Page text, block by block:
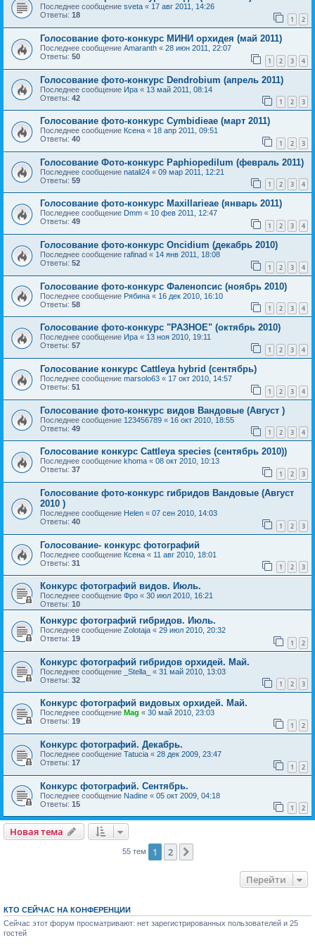
Последнее сообщение sveta « 17 авг 2011, 14:26
Ответы: 18 1 2
Голосование фото-конкурс МИНИ орхидея (май 2011)
Последнее сообщение Amaranth « 28 июн 2011, 22:07
Ответы: 50 1 2 3 4
Голосование фото-конкурс Dendrobium (апрель 2011)
Последнее сообщение Ира « 13 май 2011, 08:14
Ответы: 42 1 2 3
Голосование фото-конкурс Cymbidieae (март 2011)
Последнее сообщение Ксена « 18 апр 2011, 09:51
Ответы: 40 1 2 3
Голосование Фото-конкурс Paphiopedilum (февраль 2011)
Последнее сообщение natali24 « 09 мар 2011, 12:21
Ответы: 59 1 2 3 4
Голосование фото-конкурс Maxillarieae (январь 2011)
Последнее сообщение Dmm « 10 фев 2011, 12:47
Ответы: 49 1 2 3 4
Голосование фото-конкурс Oncidium (декабрь 2010)
Последнее сообщение rafinad « 14 янв 2011, 18:08
Ответы: 52 1 2 3 4
Голосование фото-конкурс Фаленопсис (ноябрь 2010)
Последнее сообщение Рябина « 16 дек 2010, 16:10
Ответы: 58 1 2 3 4
Голосование фото-конкурс "РАЗНОЕ" (октябрь 2010)
Последнее сообщение Ира « 13 ноя 2010, 19:11
Ответы: 57 1 2 3 4
Голосование конкурс Cattleya hybrid (сентябрь)
Последнее сообщение marsolo63 « 17 окт 2010, 14:57
Ответы: 51 1 2 3 4
Голосование фото-конкурс видов Вандовые (Август )
Последнее сообщение 123456789 « 16 окт 2010, 18:55
Ответы: 49 1 2 3 4
Голосование конкурс Cattleya speсies (сентябрь 2010))
Последнее сообщение khoma « 08 окт 2010, 10:13
Ответы: 37 1 2 3
Голосование фото-конкурс гибридов Вандовые (Август
2010 )
Последнее сообщение Helen « 07 сен 2010, 14:03
Ответы: 40 1 2 3
Голосование- конкурс фотографий
Последнее сообщение Ксена « 11 авг 2010, 18:01
Ответы: 31 1 2 3
Конкурс фотографий видов. Июль.
Последнее сообщение Фро « 30 июл 2010, 16:21
Ответы: 10
Конкурс фотографий гибридов. Июль.
Последнее сообщение Zolotaja « 29 июл 2010, 20:32
Ответы: 19 1 2
Конкурс фотографий гибридов орхидей. Май.
Последнее сообщение _Stella_ « 31 май 2010, 13:03
Ответы: 32 1 2 3
Конкурс фотографий видовых орхидей. Май.
Последнее сообщение Mag « 30 май 2010, 23:03
Ответы: 19 1 2
Конкурс фотографий. Декабрь.
Последнее сообщение Tatucia « 28 дек 2009, 23:47
Ответы: 17 1 2
Конкурс фотографий. Сентябрь.
Последнее сообщение Nadine « 05 окт 2009, 04:18
Ответы: 15 1 2
Новая тема
55 тем 1 2
Перейти
КТО СЕЙЧАС НА КОНФЕРЕНЦИИ
Сейчас этот форум просматривают: нет зарегистрированных пользователей и 25
гостей